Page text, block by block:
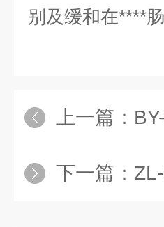
别及缓和在****
上一篇：
下一篇：